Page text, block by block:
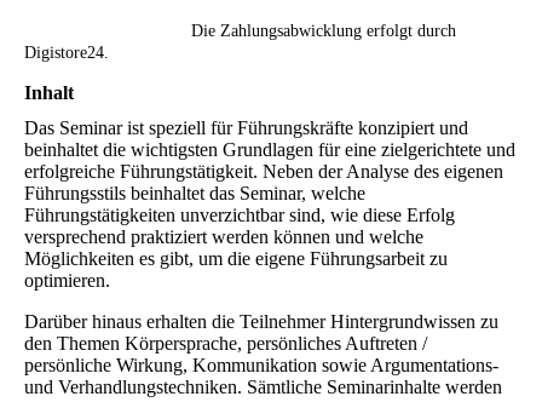
Die Zahlungsabwicklung erfolgt durch
Digistore24.
Inhalt
Das Seminar ist speziell für Führungskräfte konzipiert und
beinhaltet die wichtigsten Grundlagen für eine zielgerichtete und
erfolgreiche Führungstätigkeit. Neben der Analyse des eigenen
Führungsstils beinhaltet das Seminar, welche
Führungstätigkeiten unverzichtbar sind, wie diese Erfolg
versprechend praktiziert werden können und welche
Möglichkeiten es gibt, um die eigene Führungsarbeit zu
optimieren.
Darüber hinaus erhalten die Teilnehmer Hintergrundwissen zu
den Themen Körpersprache, persönliches Auftreten /
persönliche Wirkung, Kommunikation sowie Argumentations-
und Verhandlungstechniken. Sämtliche Seminarinhalte werden